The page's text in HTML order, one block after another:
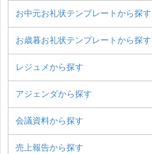
お中元お礼状テンプレートから探す
お歳暮お礼状テンプレートから探す
レジュメから探す
アジェンダから探す
会議資料から探す
売上報告から探す